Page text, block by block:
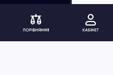
та спецпропозиції